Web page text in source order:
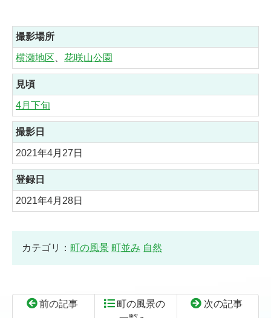
撮影場所
横瀬地区 、 花咲山公園
見頃
4月下旬
撮影日
2021年4月27日
登録日
2021年4月28日
カテゴリ： 町の風景 町並み 自然
前の記事
町の風景の
次の記事